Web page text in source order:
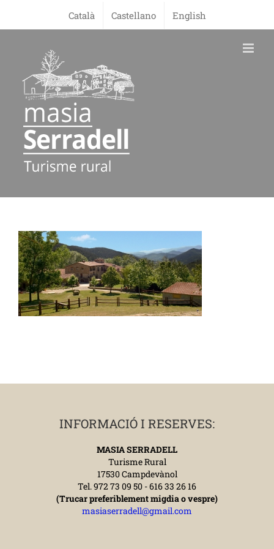
content
Català Castellano English
INFORMACIÓ I RESERVES:
MASIA SERRADELL
Turisme Rural
17530 Campdevànol
Tel. 972 73 09 50 - 616 33 26 16
(Trucar preferiblement migdia o vespre)
masiaserradell@gmail.com